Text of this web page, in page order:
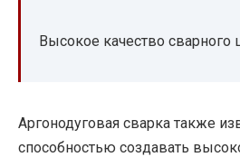
Высокое качество сварного
Аргонодуговая сварка также
способностью создавать